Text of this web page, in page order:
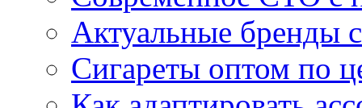
Актуальные бренды
Сигареты оптом по